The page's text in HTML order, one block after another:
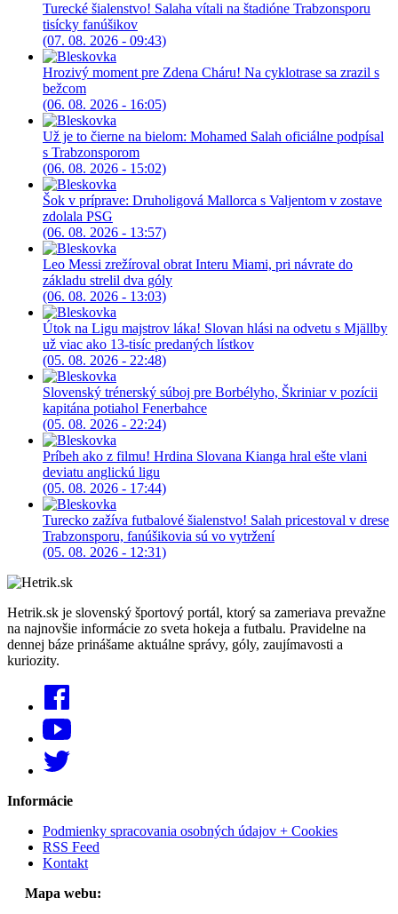
Turecké šialenstvo! Salaha vítali na štadióne Trabzonsporu
tisícky fanúšikov
(07. 08. 2026 - 09:43)
Hrozivý moment pre Zdena Cháru! Na cyklotrase sa zrazil s
bežcom
(06. 08. 2026 - 16:05)
Už je to čierne na bielom: Mohamed Salah oficiálne podpísal
s Trabzonsporom
(06. 08. 2026 - 15:02)
Šok v príprave: Druholigová Mallorca s Valjentom v zostave
zdolala PSG
(06. 08. 2026 - 13:57)
Leo Messi zrežíroval obrat Interu Miami, pri návrate do
základu strelil dva góly
(06. 08. 2026 - 13:03)
Útok na Ligu majstrov láka! Slovan hlási na odvetu s Mjällby
už viac ako 13-tisíc predaných lístkov
(05. 08. 2026 - 22:48)
Slovenský trénerský súboj pre Borbélyho, Škriniar v pozícii
kapitána potiahol Fenerbahce
(05. 08. 2026 - 22:24)
Príbeh ako z filmu! Hrdina Slovana Kianga hral ešte vlani
deviatu anglickú ligu
(05. 08. 2026 - 17:44)
Turecko zažíva futbalové šialenstvo! Salah pricestoval v drese
Trabzonsporu, fanúšikovia sú vo vytržení
(05. 08. 2026 - 12:31)
Hetrik.sk je slovenský športový portál, ktorý sa zameriava prevažne
na najnovšie informácie zo sveta hokeja a futbalu. Pravidelne na
dennej báze prinášame aktuálne správy, góly, zaujímavosti a
kuriozity.
Informácie
Podmienky spracovania osobných údajov + Cookies
RSS Feed
Kontakt
Mapa webu: